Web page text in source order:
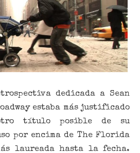
dedicada a Sean
estaba más justificado
título posible de su
por encima de The Florida
laureada hasta la fecha.